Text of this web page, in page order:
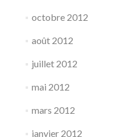
octobre 2012
août 2012
juillet 2012
mai 2012
mars 2012
janvier 2012